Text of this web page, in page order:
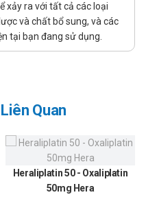
của người lớn là 250mg mỗi
nặng hoặc nhiễm khuẩn
cần chỉnh liều trong trường hợp
đến nặng. Thời gian bán hủy
niệu khoảng 2.5 giờ so với 0.8
xảy ra với tất cả các loại
và chất bổ sung, và các
tại bạn đang sử dụng.
Quan
Heraliplatin 50 - Oxaliplatin
50mg Hera